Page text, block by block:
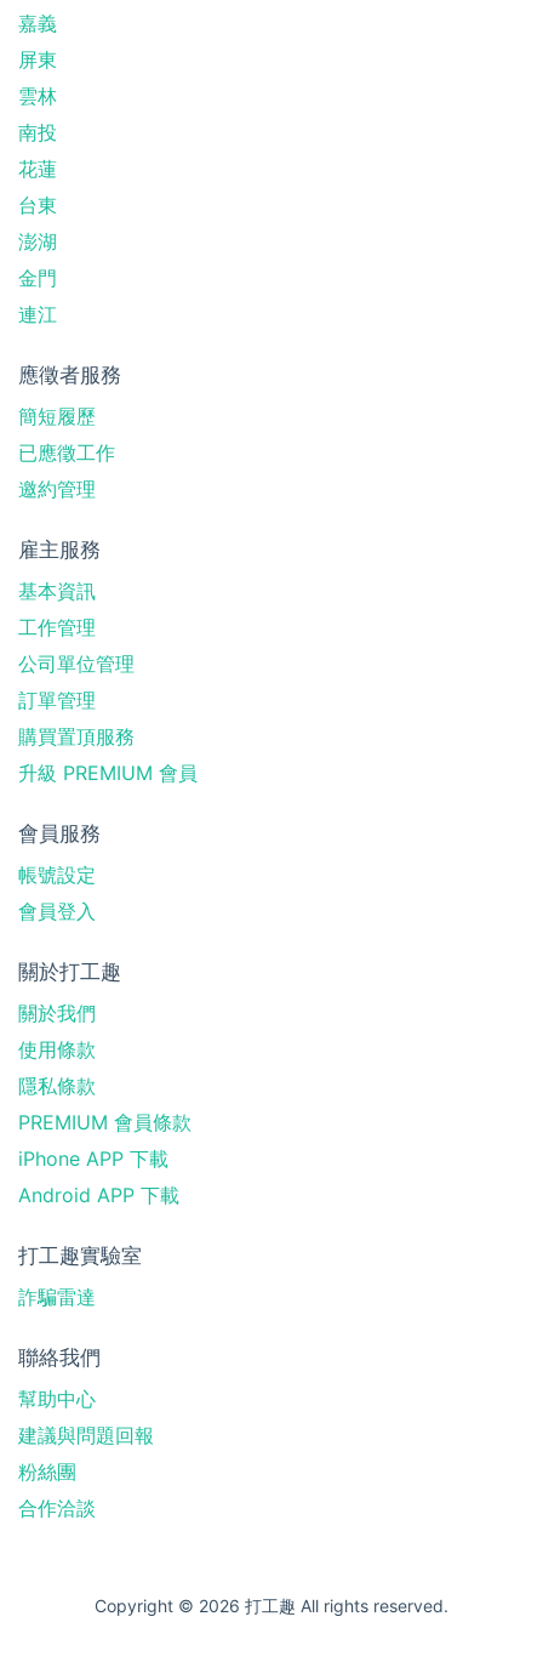
嘉義
屏東
雲林
南投
花蓮
台東
澎湖
金門
連江
應徵者服務
簡短履歷
已應徵工作
邀約管理
雇主服務
基本資訊
工作管理
公司單位管理
訂單管理
購買置頂服務
升級 PREMIUM 會員
會員服務
帳號設定
會員登入
關於打工趣
關於我們
使用條款
隱私條款
PREMIUM 會員條款
iPhone APP 下載
Android APP 下載
打工趣實驗室
詐騙雷達
聯絡我們
幫助中心
建議與問題回報
粉絲團
合作洽談
Copyright © 2026 打工趣 All rights reserved.